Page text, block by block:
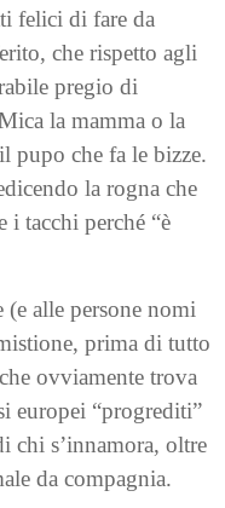
felici di fare da
che rispetto agli
pregio di
la mamma o la
pupo che fa le bizze.
la rogna che
i tacchi perché “è
alle persone nomi
prima di tutto
ovviamente trova
europei “progrediti”
chi s’innamora, oltre
da compagnia.